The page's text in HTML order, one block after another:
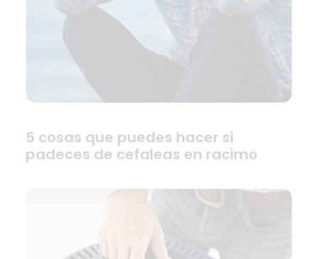
5 cosas que puedes hacer si
padeces de cefaleas en racimo